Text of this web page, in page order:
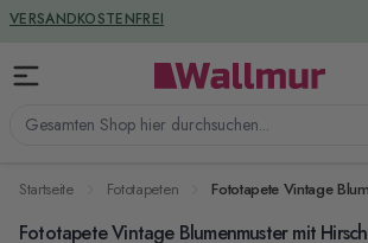
Zum Inhalt springen
Gesamten Shop hier durchsuchen...
VERSANDKOSTENFREI
GREENGUARD ZERTIFIZIERT
Startseite Fototapeten
Fototapete Vintage Blumenmuster mit